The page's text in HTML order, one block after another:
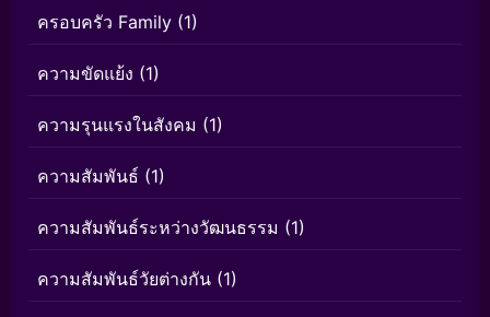
ครอบครัว Family (1)
ความขัดแย้ง (1)
ความรุนแรงในสังคม (1)
ความสัมพันธ์ (1)
ความสัมพันธ์ระหว่างวัฒนธรรม (1)
ความสัมพันธ์วัยต่างกัน (1)